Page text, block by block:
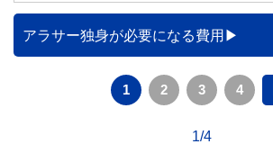
データをもとに、節約効果の目安
ントを分かりやすく解説します。
アラサー独身が必要になる費用
1 2 3 4
1/4